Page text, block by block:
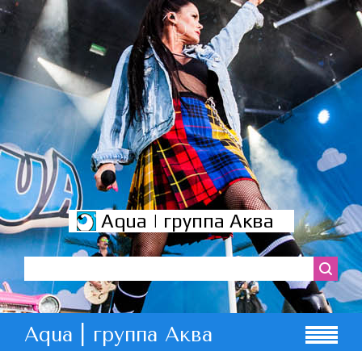
Aqua | группа Аква
Aqua | группа Аква